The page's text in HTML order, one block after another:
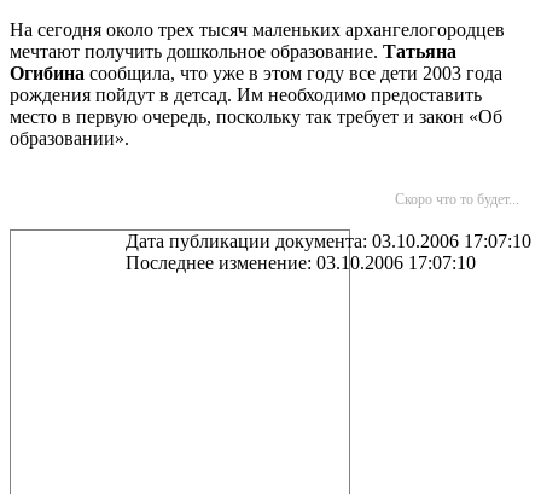
На сегодня около трех тысяч маленьких архангелогородцев
мечтают получить дошкольное образование. Татьяна
Огибина сообщила, что уже в этом году все дети 2003 года
рождения пойдут в детсад. Им необходимо предоставить
место в первую очередь, поскольку так требует и закон «Об
образовании».
Скоро что то будет...
Дата публикации документа: 03.10.2006 17:07:10
Последнее изменение: 03.10.2006 17:07:10